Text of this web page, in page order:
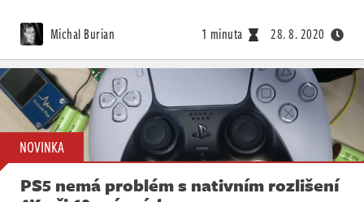
Michal Burian 1 minuta 28. 8. 2020
NOVINKA
PS5 nemá problém s nativním rozlišení